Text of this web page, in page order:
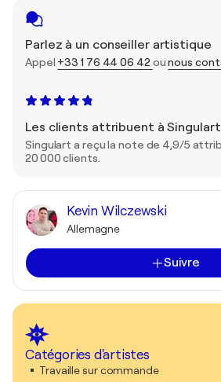
Parlez à un conseiller artistique
Appel +33 1 76 44 06 42 ounous
Les clients attribuent à
Singulart a reçu la note de 4,9/5
20 000 clients.
Kevin Wilczewski
Allemagne
Suivre
Catégories d'artistes
Travaille sur commande